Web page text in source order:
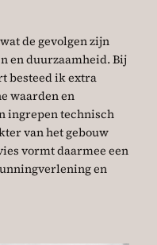
de gevolgen zijn
en duurzaamheid. Bij
besteed ik extra
waarden en
ingrepen technisch
van het gebouw
vormt daarmee een
en